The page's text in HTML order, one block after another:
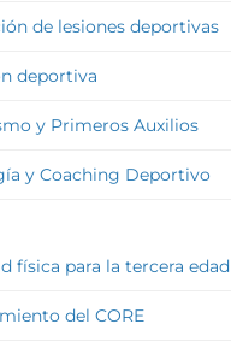
de lesiones deportivas
deportiva
y Primeros Auxilios
y Coaching Deportivo
física para la tercera edad
del CORE